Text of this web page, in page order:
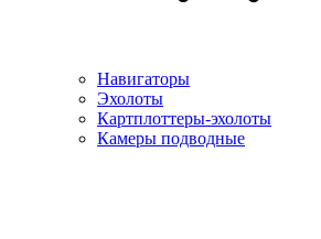
Навигаторы
Эхолоты
Картплоттеры-эхолоты
Камеры подводные